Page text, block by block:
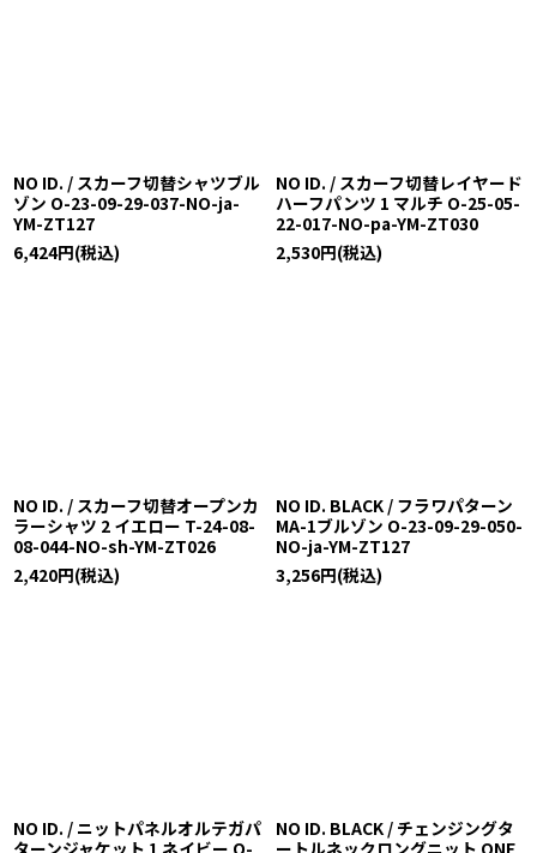
NO ID. / スカーフ切替シャツブル
ゾン O-23-09-29-037-NO-ja-
YM-ZT127
6,424円(税込)
NO ID. / スカーフ切替レイヤード
ハーフパンツ 1 マルチ O-25-05-
22-017-NO-pa-YM-ZT030
2,530円(税込)
NO ID. / スカーフ切替オープンカ
ラーシャツ 2 イエロー T-24-08-
08-044-NO-sh-YM-ZT026
2,420円(税込)
NO ID. BLACK / フラワパターン
MA-1ブルゾン O-23-09-29-050-
NO-ja-YM-ZT127
3,256円(税込)
NO ID. / ニットパネルオルテガパ
ターンジャケット 1 ネイビー O-
NO ID. BLACK / チェンジングタ
ートルネックロングニット ONE